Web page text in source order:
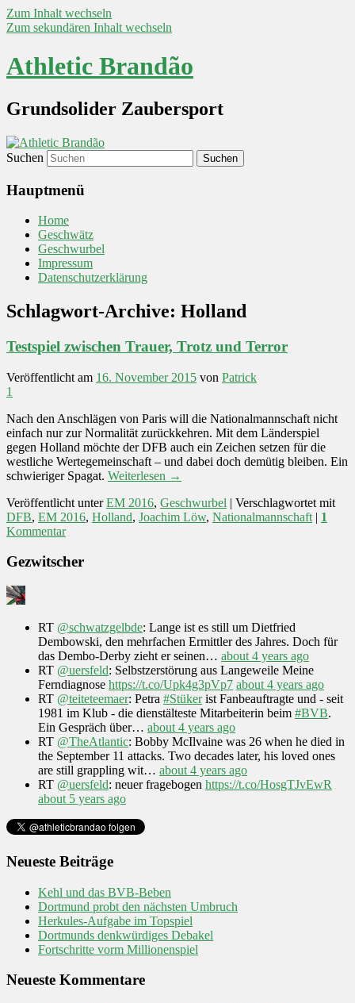
Zum Inhalt wechseln
Zum sekundären Inhalt wechseln
Athletic Brandão
Grundsolider Zaubersport
Suchen
Hauptmenü
Home
Geschwätz
Geschwurbel
Impressum
Datenschutzerklärung
Schlagwort-Archive: Holland
Testspiel zwischen Trauer, Trotz und Terror
Veröffentlicht am 16. November 2015 von Patrick
1
Nach den Anschlägen von Paris will die Nationalmannschaft nicht
einfach nur zur Normalität zurückkehren. Mit dem Länderspiel
gegen Holland möchte der DFB auch ein Zeichen setzen für die
westliche Wertegemeinschaft – und dabei doch demütig bleiben. Ein
schwieriger Spagat. Weiterlesen →
Veröffentlicht unter EM 2016, Geschwurbel | Verschlagwortet mit
DFB, EM 2016, Holland, Joachim Löw, Nationalmannschaft | 1
Kommentar
Gezwitscher
RT @schwatzgelbde: Lange ist es still um Dietfried
Dembowski, den mehrfachen Ermittler des Jahres. Doch für
das Dembo-Derby zieht er seinen… about 4 years ago
RT @uersfeld: Selbstzerstörung aus Langeweile Meine
Ferndiagnose https://t.co/Upk4g3pVp7 about 4 years ago
RT @teiteteemaer: Petra #Stükerist Fanbeauftragte und - seit
1981 im Klub - die dienstälteste Mitarbeiterin beim #BVB.
Ein Gespräch über… about 4 years ago
RT @TheAtlantic: Bobby McIlvaine was 26 when he died in
the September 11 attacks. Two decades later, his loved ones
are still grappling wit… about 4 years ago
RT @uersfeld: neuer fragebogen https://t.co/HosgTJvEwR
about 5 years ago
Neueste Beiträge
Kehl und das BVB-Beben
Dortmund probt den nächsten Umbruch
Herkules-Aufgabe im Topspiel
Dortmunds denkwürdiges Debakel
Fortschritte vorm Millionenspiel
Neueste Kommentare